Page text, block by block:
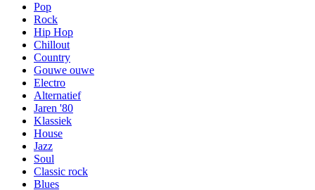
Pop
Rock
Hip Hop
Chillout
Country
Gouwe ouwe
Electro
Alternatief
Jaren '80
Klassiek
House
Jazz
Soul
Classic rock
Blues